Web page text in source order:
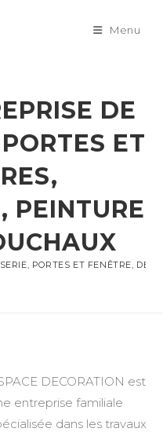
Menu
DE
ET
PEINTURE
PORTES ET FENÊTRE,
DECORATION est
entreprise familiale
dans les travaux